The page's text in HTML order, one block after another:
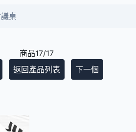
桌
商品17/17
返回產品列表 下一個